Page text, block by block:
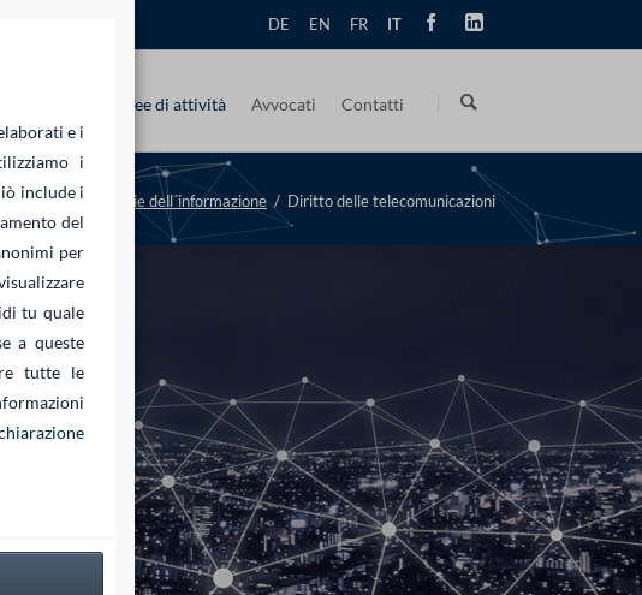
e i
i
include i
del
per
tu quale
a queste
tutte le
DE EN FR IT
Profilo
Cooperazioni
Network
Associazioni
Riconoscimenti
Corporate Social Responsibility
Aree di attività
Diritto dell´informatica e delle tecnologie dell´informazione
Protezione dei dati · Regolamento privacy
Diritto dei marchi e protezione della proprietà intellettuale
Diritto della concorrenza
Compliance e sicurezza IT
Diritti della personalità, protezione della reputazione e gestione delle
Diritto societario e delle fondazioni
Avvocati
Prof. Helmuth Jordan, M.Sc.
Tilo Schindele
Dr. Arnd-Christian Kulow
Marzia Carla Iosini, LL.M.
Prof. Dr. Laird H. McNeil
Contatti
Come arrivare
e delle tecnologie dell´informazione Diritto delle telecomunicazioni